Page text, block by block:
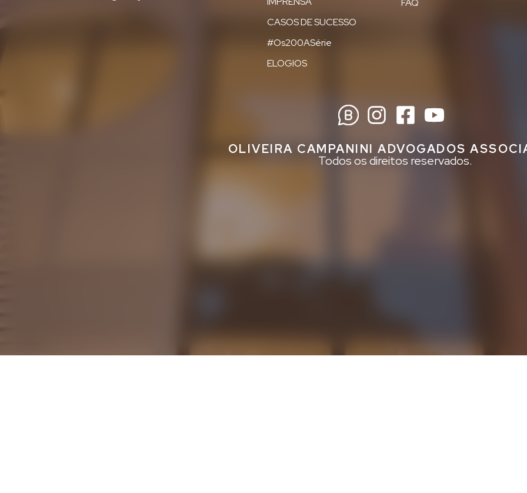
CASOS DE SUCESSO
#Os200ASérie
ELOGIOS
FAQ
OLIVEIRA CAMPANINI ADVOGADOS
Todos os direitos reservados.